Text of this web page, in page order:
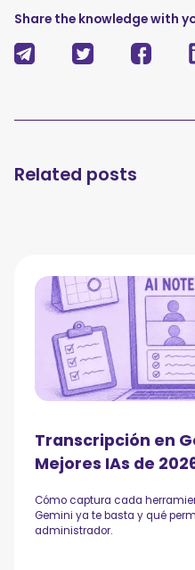
Share the knowledge with
Related posts
Transcripción en
Mejores IAs de
Cómo captura cada
Gemini ya te basta y qué
administrador.